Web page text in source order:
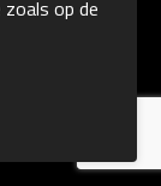
op de